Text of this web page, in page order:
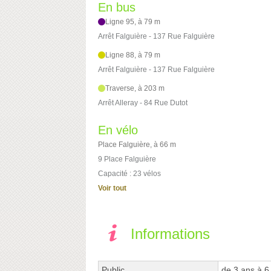
En bus
Ligne 95, à 79 m
Arrêt Falguière - 137 Rue Falguière
Ligne 88, à 79 m
Arrêt Falguière - 137 Rue Falguière
Traverse, à 203 m
Arrêt Alleray - 84 Rue Dutot
En vélo
Place Falguière, à 66 m
9 Place Falguière
Capacité : 23 vélos
Voir tout
Informations